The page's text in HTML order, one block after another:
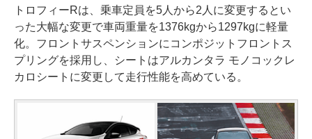
トロフィーRは、乗車定員を5人から2人に変更するとい
った大幅な変更で車両重量を1376kgから1297kgに軽量
化。フロントサスペンションにコンポジットフロントス
プリングを採用し、シートはアルカンタラ モノコックレ
カロシートに変更して走行性能を高めている。